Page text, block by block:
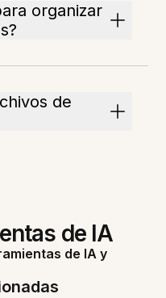
organizar
de
de IA
de IA y